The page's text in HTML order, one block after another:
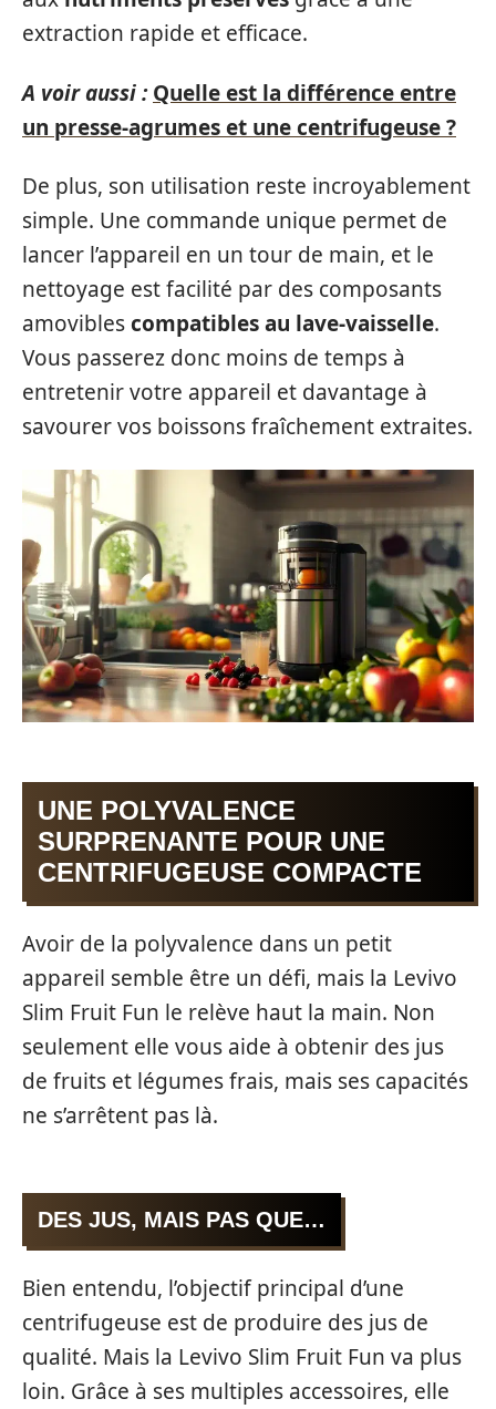
extraction rapide et efficace.
A voir aussi : Quelle est la différence entre
un presse-agrumes et une centrifugeuse ?
De plus, son utilisation reste incroyablement
simple. Une commande unique permet de
lancer l’appareil en un tour de main, et le
nettoyage est facilité par des composants
amoviblescompatibles au lave-vaisselle.
Vous passerez donc moins de temps à
entretenir votre appareil et davantage à
savourer vos boissons fraîchement extraites.
UNE POLYVALENCE
SURPRENANTE POUR UNE
CENTRIFUGEUSE COMPACTE
Avoir de la polyvalence dans un petit
appareil semble être un défi, mais la Levivo
Slim Fruit Fun le relève haut la main. Non
seulement elle vous aide à obtenir des jus
de fruits et légumes frais, mais ses capacités
ne s’arrêtent pas là.
DES JUS, MAIS PAS QUE…
Bien entendu, l’objectif principal d’une
centrifugeuse est de produire des jus de
qualité. Mais la Levivo Slim Fruit Fun va plus
loin. Grâce à ses multiples accessoires, elle